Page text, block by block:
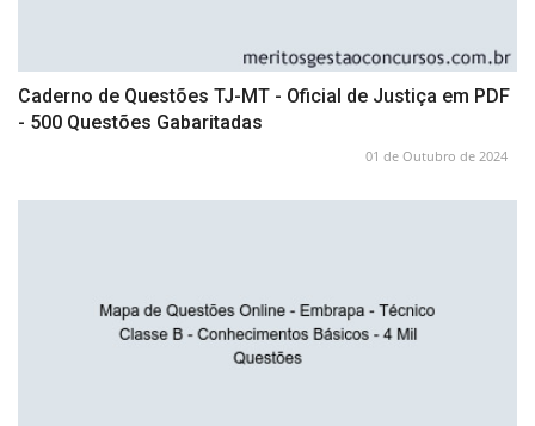
Caderno de Questões TJ-MT - Oficial de Justiça em PDF
- 500 Questões Gabaritadas
01 de Outubro de 2024